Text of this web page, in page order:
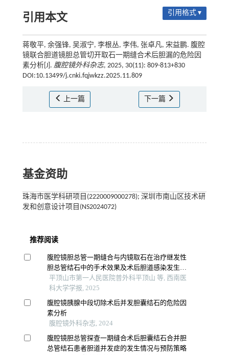
引用本文 引用格式 ▾
蒋敬平, 余强锋, 吴淑宁, 李根丛, 李伟, 张卓凡, 宋益鹏. 腹腔
镜联合胆道镜胆总管切开取石一期缝合术后胆漏的危险因
素分析[J]. 腹腔镜外科杂志, 2025, 30(11): 809-813+830
DOI:10.13499/j.cnki.fqjwkzz.2025.11.809
上一篇 下一篇
基金资助
珠海市医学科研项目(2220009000278); 深圳市南山区技术研
发和创意设计项目(NS2024072)